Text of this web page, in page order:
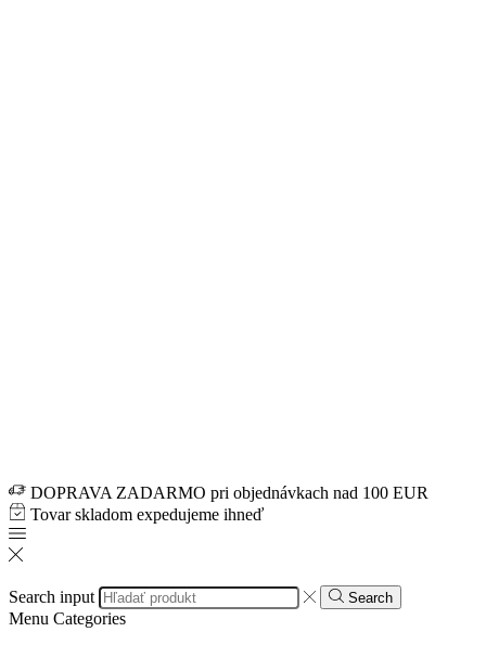
DOPRAVA ZADARMO pri objednávkach nad 100 EUR
Tovar skladom expedujeme ihneď
Search input Search
Menu Categories